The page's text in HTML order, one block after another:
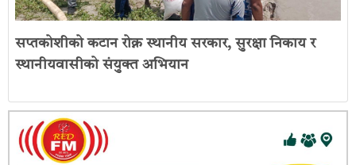
सप्तकोशीको कटान रोक्न स्थानीय सरकार, सुरक्षा निकाय र
स्थानीयवासीको संयुक्त अभियान